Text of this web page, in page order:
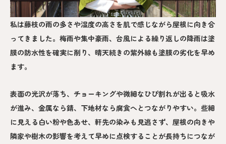
私は藤枝の雨の多さや湿度の高さを肌で感じながら屋根に向き合
ってきました。梅雨や集中豪雨、台風による繰り返しの降雨は塗
膜の防水性を確実に削り、晴天続きの紫外線も塗膜の劣化を早め
ます。
表面の光沢が落ち、チョーキングや微細なひび割れが出ると吸水
が進み、金属なら錆、下地材なら腐食へとつながりやすい。些細
に見える白い粉や色あせ、軒先の染みも見逃さず、屋根の向きや
隣家や樹木の影響を考えて早めに点検することが長持ちにつなが